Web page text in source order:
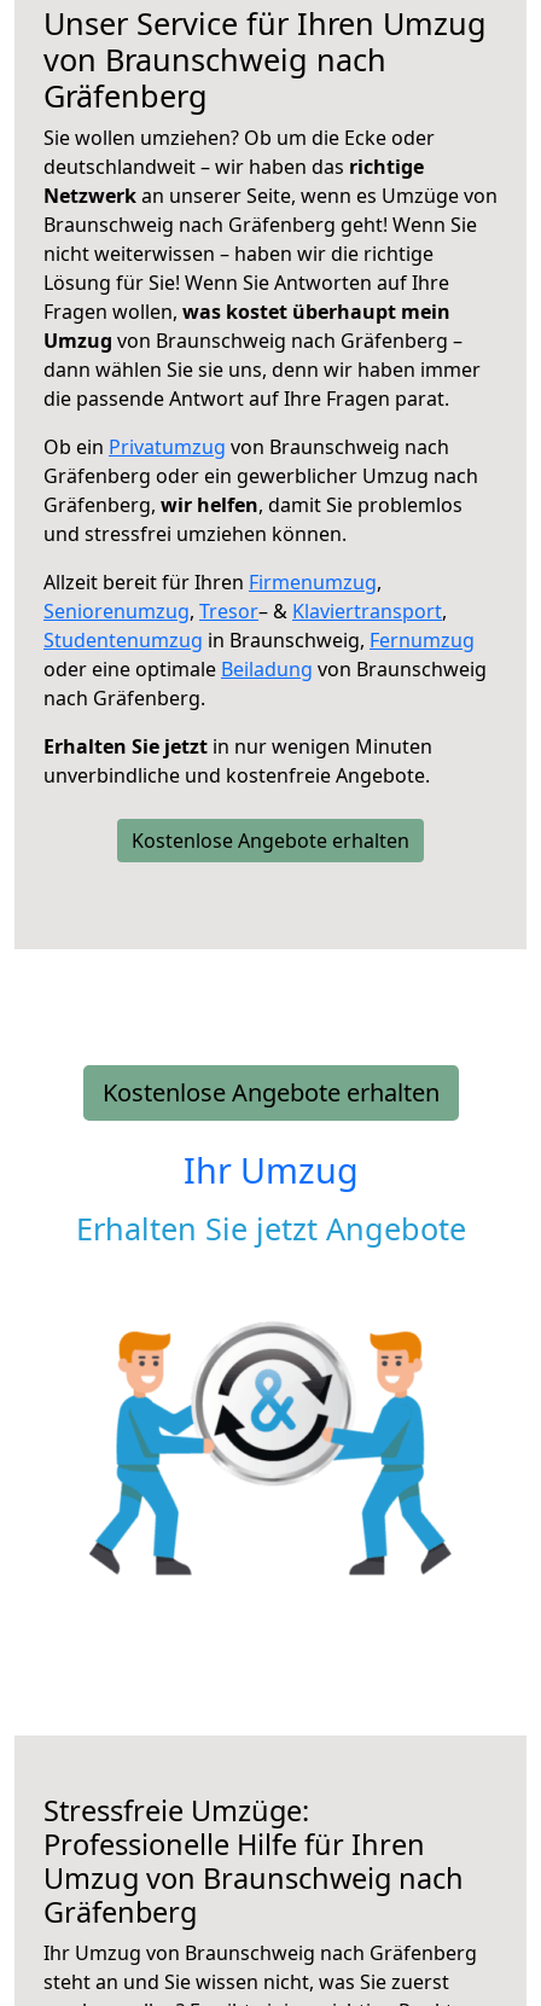
Unser Service für Ihren Umzug
von Braunschweig nach
Gräfenberg
Sie wollen umziehen? Ob um die Ecke oder
deutschlandweit – wir haben das richtige
Netzwerkan unserer Seite, wenn es Umzüge von
Braunschweig nach Gräfenberg geht! Wenn Sie
nicht weiterwissen – haben wir die richtige
Lösung für Sie! Wenn Sie Antworten auf Ihre
Fragen wollen, was kostet überhaupt mein
Umzug von Braunschweig nach Gräfenberg –
dann wählen Sie sie uns, denn wir haben immer
die passende Antwort auf Ihre Fragen parat.
Ob ein Privatumzug von Braunschweig nach
Gräfenberg oder ein gewerblicher Umzug nach
Gräfenberg, wir helfen, damit Sie problemlos
und stressfrei umziehen können.
Allzeit bereit für Ihren Firmenumzug,
Seniorenumzug, Tresor– & Klaviertransport,
Studentenumzug in Braunschweig, Fernumzug
oder eine optimale Beiladung von Braunschweig
nach Gräfenberg.
Erhalten Sie jetzt in nur wenigen Minuten
unverbindliche und kostenfreie Angebote.
Kostenlose Angebote erhalten
Kostenlose Angebote erhalten
Ihr Umzug
Erhalten Sie jetzt Angebote
Stressfreie Umzüge:
Professionelle Hilfe für Ihren
Umzug von Braunschweig nach
Gräfenberg
Ihr Umzug von Braunschweig nach Gräfenberg
steht an und Sie wissen nicht, was Sie zuerst